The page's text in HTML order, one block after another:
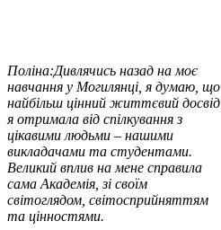
Поліна:Дивлячись назад на моє
навчання у Могилянці, я думаю, що
найбільш цінний життєвий досвід
я отримала від спілкування з
цікавими людьми – нашими
викладачами та студентами.
Великий вплив на мене справила
сама Академія, зі своїм
світоглядом, світосприйняттям
та цінностями.